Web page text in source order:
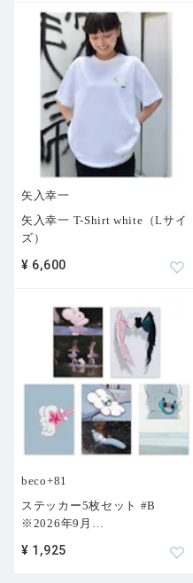
矢入幸一
矢入幸一 T-Shirt white（Lサイ
ズ）
¥ 6,600
beco+81
ステッカー5枚セット #B
※2026年9月 …
¥ 1,925